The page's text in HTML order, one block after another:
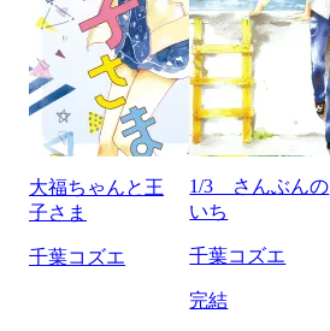
大福ちゃんと王
子さま
千葉コズエ
1/3 さんぶんの
いち
千葉コズエ
完結